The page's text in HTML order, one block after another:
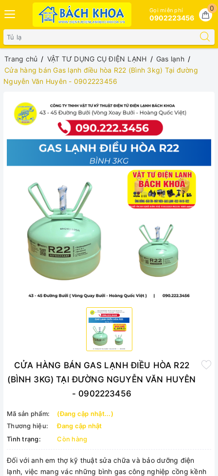
0
Gọi miễn phí
0902223456
Trang chủ VẬT TƯ DỤNG CỤ ĐIỆN LẠNH
Gas lạnh
Cửa hàng bán Gas lạnh điều hòa R22 (Bình 3kg) Tại đường
Nguyễn Văn Huyên - 0902223456
CỬA HÀNG BÁN GAS LẠNH ĐIỀU HÒA R22
(BÌNH 3KG) TẠI ĐƯỜNG NGUYỄN VĂN HUYÊN
- 0902223456
Mã sản phẩm:
(Đang cập nhật...)
Thương hiệu:
Đang cập nhật
Tình trạng:
Còn hàng
Đối với anh em thợ kỹ thuật sửa chữa và bảo dưỡng điện
lạnh, việc mang vác những bình gas công nghiệp cồng kềnh